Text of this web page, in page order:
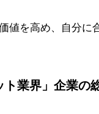
値を高め、自分に
業界」企業の